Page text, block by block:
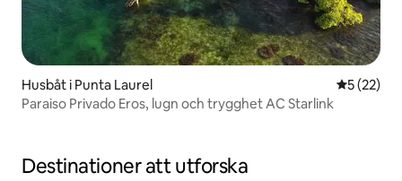
Husbåt i Punta Laurel 5 av 5 i
5 (22)
Paraiso Privado Eros, lugn och trygghet AC Starlink
Destinationer att utforska